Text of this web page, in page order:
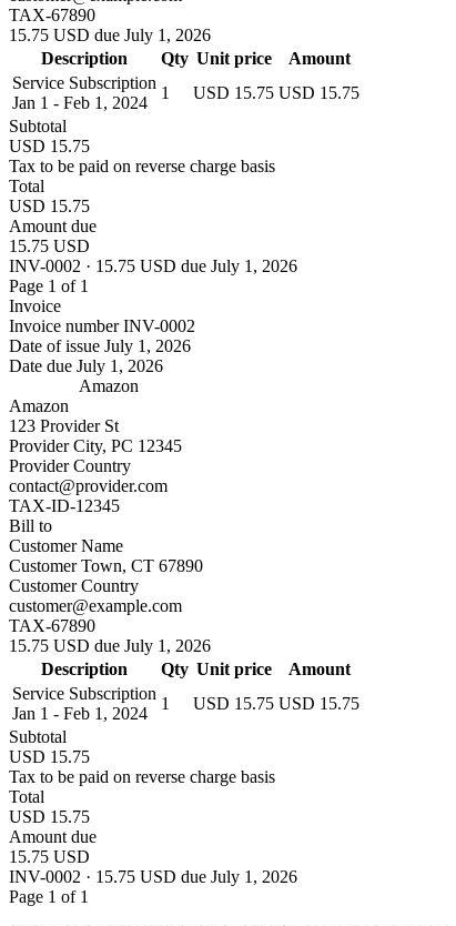
TAX-67890
15.75 USD due July 1, 2026
Description
Qty Unit price
Amount
Service Subscription
Jan 1 - Feb 1, 2024
1 USD 15.75 USD 15.75
Subtotal
USD 15.75
Tax to be paid on reverse charge basis
Total
USD 15.75
Amount due
15.75 USD
INV-0002 · 15.75 USD due July 1, 2026
Page 1 of 1
Invoice
Invoice numberINV-0002
Date of issue July 1, 2026
Date due July 1, 2026
Amazon
Amazon
123 Provider St
Provider City, PC 12345
Provider Country
contact@provider.com
TAX-ID-12345
Bill to
Customer Name
Customer Town, CT 67890
Customer Country
customer@example.com
TAX-67890
15.75 USD due July 1, 2026
Description
Qty Unit price
Amount
Service Subscription
Jan 1 - Feb 1, 2024
1 USD 15.75 USD 15.75
Subtotal
USD 15.75
Tax to be paid on reverse charge basis
Total
USD 15.75
Amount due
15.75 USD
INV-0002 · 15.75 USD due July 1, 2026
Page 1 of 1